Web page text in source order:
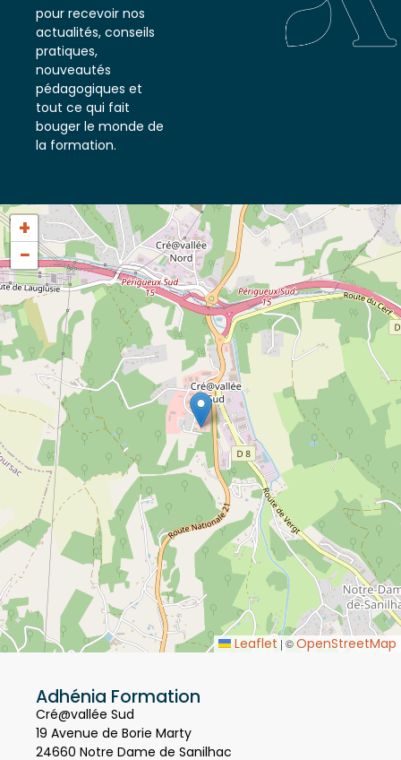
notre newsletter
pour recevoir nos
actualités, conseils
pratiques,
nouveautés
pédagogiques et
tout ce qui fait
bouger le monde de
+
−
Adhénia Formation
Cré@vallée Sud
19 Avenue de Borie Marty